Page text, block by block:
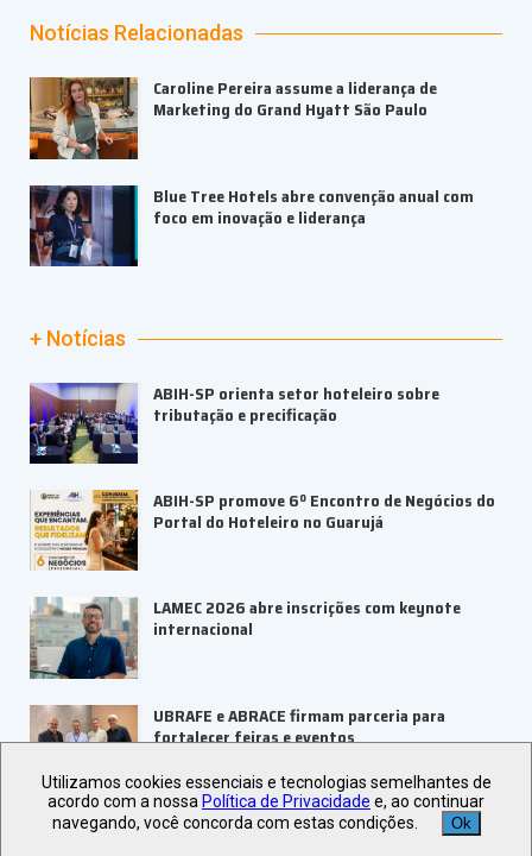
Notícias Relacionadas
Caroline Pereira assume a liderança de
Marketing do Grand Hyatt São Paulo
Blue Tree Hotels abre convenção anual com
foco em inovação e liderança
+ Notícias
ABIH-SP orienta setor hoteleiro sobre
tributação e precificação
ABIH-SP promove 6º Encontro de Negócios do
Portal do Hoteleiro no Guarujá
LAMEC 2026 abre inscrições com keynote
internacional
UBRAFE e ABRACE firmam parceria para
fortalecer feiras e eventos
Veja +Últimas Notícias
Utilizamos cookies essenciais e tecnologias semelhantes de
acordo com a nossa Política de Privacidade e, ao continuar
navegando, você concorda com estas condições.
Ok